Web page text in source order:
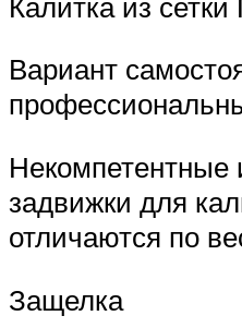
Вариант
Некомпетентные
задвижки для
отличаются по
Защелка